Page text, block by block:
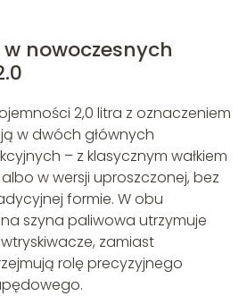
nowoczesnych
2,0 litra z oznaczeniem
w dwóch głównych
– z klasycznym wałkiem
w wersji uproszczonej, bez
formie. W obu
szyna paliwowa utrzymuje
zamiast
rolę precyzyjnego